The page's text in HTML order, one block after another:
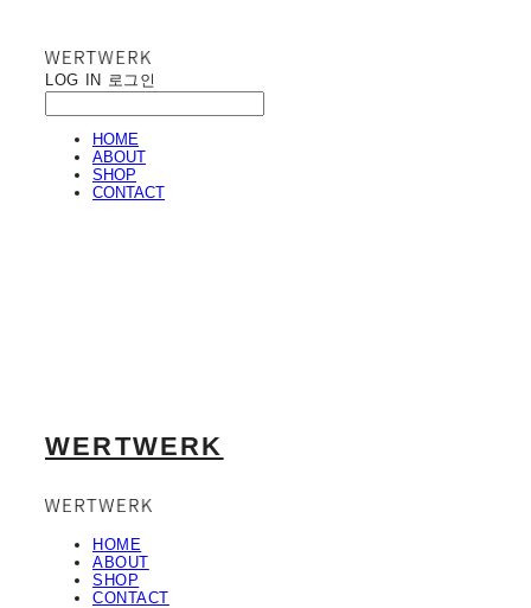
LOG IN 로그인
HOME
ABOUT
SHOP
CONTACT
WERTWERK
HOME
ABOUT
SHOP
CONTACT